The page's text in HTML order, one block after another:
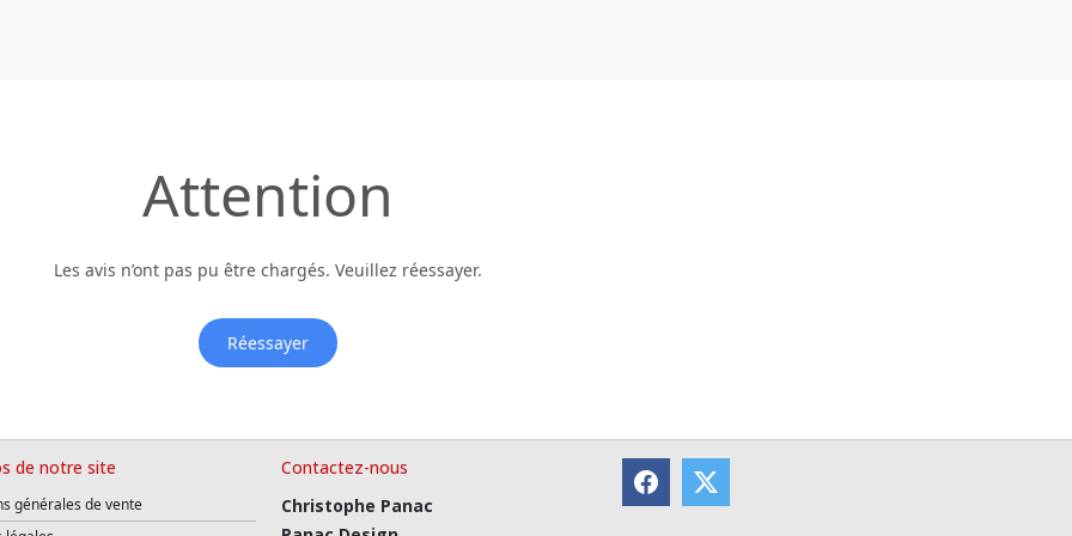
Attention
Les avis n’ont pas pu être chargés. Veuillez réessayer.
Réessayer
de notre site
générales de vente
Contactez-nous
Christophe Panac